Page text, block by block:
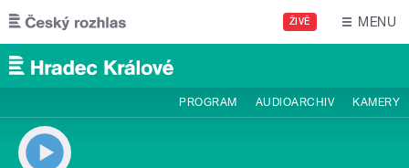
Přejít k hlavnímu obsahu
ŽIVĚ MENU
PROGRAM AUDIOARCHIV KAMERY